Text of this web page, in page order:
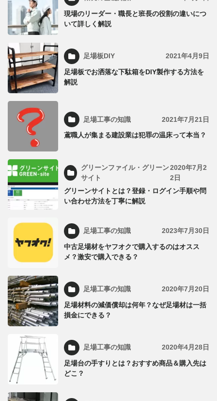
現場のリーダー・職長と班長の役割の違いにつ
いて詳しく解説
足場板DIY 2021年4月9日
足場板でお洒落な下駄箱をDIY製作する方法を
解説
足場工事の知識 2021年7月21日
鳶職人が集まる建設業は犯罪の温床って本当？
グリーンファイル・グリーン
サイト
2020年7月2
2日
グリーンサイトとは？登録・ログイン手順や問
い合わせ方法を丁寧に解説
足場工事の知識 2023年7月30日
中古足場材をヤフオクで購入するのはオスス
メ？激安で購入できる？
足場工事の知識 2020年7月20日
足場材料の減価償却は何年？なぜ足場材は一括
損金にできる？
足場工事の知識 2020年4月28日
足場台の手すりとは？おすすめ商品＆購入先は
どこ？